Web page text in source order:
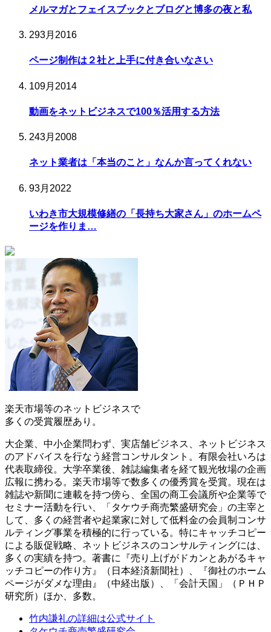
メルマガとフェイスブックとブログと博多の夜と私
293月 2016
ページ制作は２社と上手に付き合いなさい
109月 2014
動画をネットビジネスで100％活用する方法
243月 2008
ネット業者は「本当のこと」なんか言ってくれない
93月 2022
いわき市大規模修繕の「長持ち大家さん」のホームペ
ージを作りま…
楽天市場等のネットビジネスで
多くの受賞履歴あり。
大企業、中小企業問わず、実店舗ビジネス、ネットビジネス
のアドバイスを行なう経営コンサルタント。有限会社いろは
代表取締役。大学卒業後、雑誌編集者を経て観光牧場の企画
広報に携わる。楽天市場等で数多くの優秀賞を受賞。現在は
雑誌や新聞に連載を持つ傍ら、全国の商工会議所や企業等で
セミナー活動を行い、「タケウチ商売繁盛研究会」の主宰と
して、多くの経営者や起業家に対して低料金の会員制コンサ
ルティング事業を積極的に行っている。特にキャッチコピー
による販促戦略、ネットビジネスのコンサルティングには、
多くの実績を持つ。著書に『売り上げがドカンとあがるキャ
ッチコピーの作り方』（日本経済新聞社）、『御社のホーム
ページがダメな理由』（中経出版）、「会計天国」（ＰＨＰ
研究所）ほか、多数。
竹内謙礼の詳細は公式サイト